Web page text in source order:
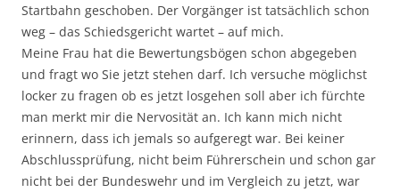
Startbahn geschoben. Der Vorgänger ist tatsächlich schon
weg – das Schiedsgericht wartet – auf mich.
Meine Frau hat die Bewertungsbögen schon abgegeben
und fragt wo Sie jetzt stehen darf. Ich versuche möglichst
locker zu fragen ob es jetzt losgehen soll aber ich fürchte
man merkt mir die Nervosität an. Ich kann mich nicht
erinnern, dass ich jemals so aufgeregt war. Bei keiner
Abschlussprüfung, nicht beim Führerschein und schon gar
nicht bei der Bundeswehr und im Vergleich zu jetzt, war